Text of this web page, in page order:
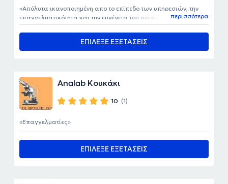
ΕΠΙΛΕΞΕ ΕΞΕΤΑΣΕΙΣ
Απόλυτα ικανοποιημένη απο το επίπεδο των υπηρεσιών, την
επαγγελματικότητα και την ευγένεια του προσωπικού και το
χρόνο έκδοσης των αποτελεσματων. Ανεπιφύλακτα θα
πρότεινα το μοριακο διαγνωστικό κέντρο .
περισσότερα
Analab Κουκάκι
10 (1)
ΕΠΙΛΕΞΕ ΕΞΕΤΑΣΕΙΣ
Επαγγελματίες